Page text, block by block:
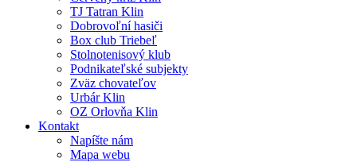
TJ Tatran Klin
Dobrovoľní hasiči
Box club Triebeľ
Stolnotenisový klub
Podnikateľské subjekty
Zväz chovateľov
Urbár Klin
OZ Orlovňa Klin
Kontakt
Napíšte nám
Mapa webu